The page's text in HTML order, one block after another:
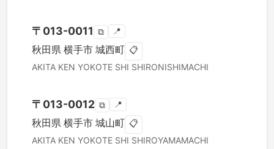
〒 013-0011 ⧉ 📍
秋田県 横手市 城西町 📋
AKITA KEN YOKOTE SHI SHIRONISHIMACHI
〒 013-0012 ⧉ 📍
秋田県 横手市 城山町 📋
AKITA KEN YOKOTE SHI SHIROYAMAMACHI